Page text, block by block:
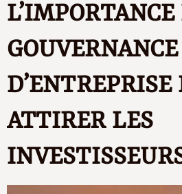
GOUVERNANCE
D’ENTREPRISE
ATTIRER LES